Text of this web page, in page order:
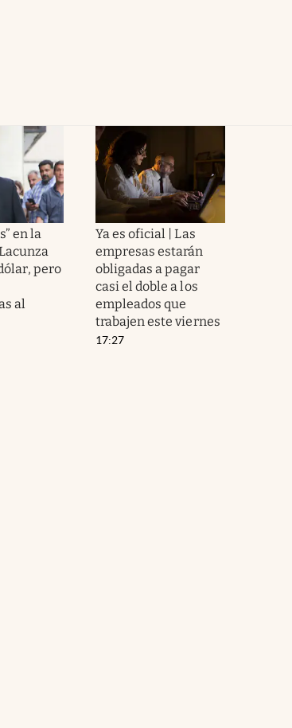
en la
pero
al
Ya es oficial | Las
empresas estarán
obligadas a pagar
casi el doble a los
empleados que
trabajen este viernes
17:27